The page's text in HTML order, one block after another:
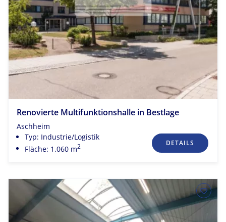
Renovierte Multifunktionshalle in Bestlage
Aschheim
Typ: Industrie/Logistik
Fläche: 1.060 m2 DETAILS